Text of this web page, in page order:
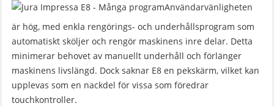
Användarvänligheten
är hög, med enkla rengörings- och underhållsprogram som
automatiskt sköljer och rengör maskinens inre delar. Detta
minimerar behovet av manuellt underhåll och förlänger
maskinens livslängd. Dock saknar E8 en pekskärm, vilket kan
upplevas som en nackdel för vissa som föredrar
touchkontroller.